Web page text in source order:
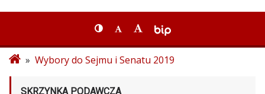
» Wybory do Sejmu i Senatu 2019
SKRZYNKA PODAWCZA